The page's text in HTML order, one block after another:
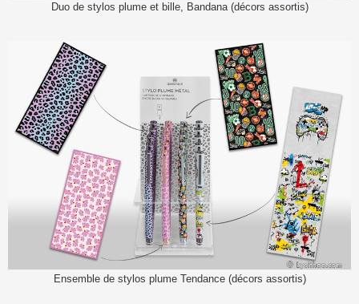
Duo de stylos plume et bille, Bandana (décors assortis)
Ensemble de stylos plume Tendance (décors assortis)